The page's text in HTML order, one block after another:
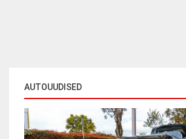
AUTOUUDISED